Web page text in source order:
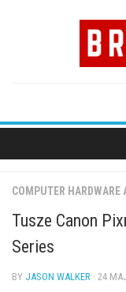
COMPUTER HARDWARE
Tusze Canon
Series
BY JASON WALKER · 24